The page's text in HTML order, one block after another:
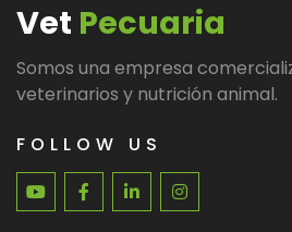
Vet Pecuaria
Somos una empresa
veterinarios y nutrición animal.
FOLLOW US